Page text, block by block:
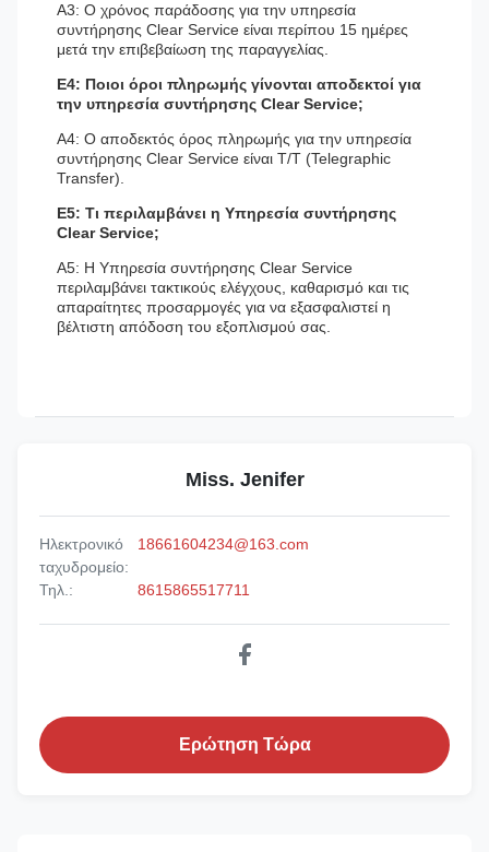
Α3: Ο χρόνος παράδοσης για την υπηρεσία
συντήρησης Clear Service είναι περίπου 15 ημέρες
μετά την επιβεβαίωση της παραγγελίας.
Ε4: Ποιοι όροι πληρωμής γίνονται αποδεκτοί για
την υπηρεσία συντήρησης Clear Service;
Α4: Ο αποδεκτός όρος πληρωμής για την υπηρεσία
συντήρησης Clear Service είναι T/T (Telegraphic
Transfer).
Ε5: Τι περιλαμβάνει η Υπηρεσία συντήρησης
Clear Service;
Α5: Η Υπηρεσία συντήρησης Clear Service
περιλαμβάνει τακτικούς ελέγχους, καθαρισμό και τις
απαραίτητες προσαρμογές για να εξασφαλιστεί η
βέλτιστη απόδοση του εξοπλισμού σας.
Miss. Jenifer
Ηλεκτρονικό
ταχυδρομείο:
18661604234@163.com
Τηλ.: 8615865517711
Ερώτηση Τώρα